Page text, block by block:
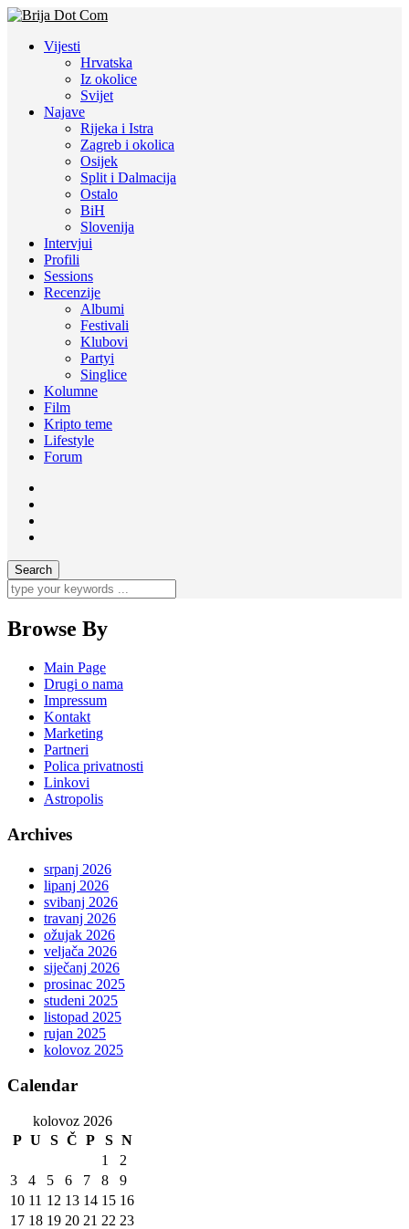
Vijesti
Hrvatska
Iz okolice
Svijet
Najave
Rijeka i Istra
Zagreb i okolica
Osijek
Split i Dalmacija
Ostalo
BiH
Slovenija
Intervjui
Profili
Sessions
Recenzije
Albumi
Festivali
Klubovi
Partyi
Singlice
Kolumne
Film
Kripto teme
Lifestyle
Forum
Browse By
Main Page
Drugi o nama
Impressum
Kontakt
Marketing
Partneri
Polica privatnosti
Linkovi
Astropolis
Archives
srpanj 2026
lipanj 2026
svibanj 2026
travanj 2026
ožujak 2026
veljača 2026
siječanj 2026
prosinac 2025
studeni 2025
listopad 2025
rujan 2025
kolovoz 2025
Calendar
kolovoz 2026
P U S Č P S N
1
2
3
4 5 6 7 8
9
10 11 12 13 14 15 16
17 18 19 20 21 22 23